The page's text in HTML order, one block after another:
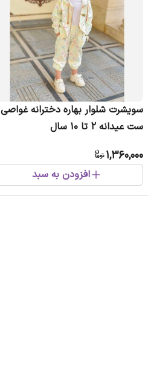
سویشرت شلوار بهاره دخترانه غواصی
ست عیدانه 2 تا 10 سال
1,360,000
افزودن به سبد